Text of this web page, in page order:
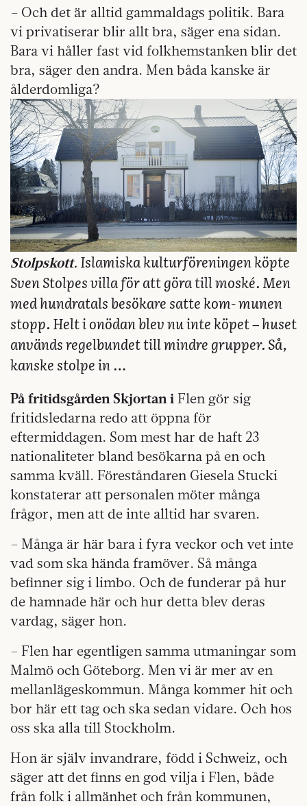
– Och det är alltid gammaldags politik. Bara
vi privatiserar blir allt bra, säger ena sidan.
Bara vi håller fast vid folkhemstanken blir det
bra, säger den andra. Men båda kanske är
ålderdomliga?
Stolpskott. Islamiska kulturföreningen köpte
Sven Stolpes villa för att göra till moské. Men
med hundratals besökare satte kom- munen
stopp. Helt i onödan blev nu inte köpet – huset
används regelbundet till mindre grupper. Så,
kanske stolpe in …
På fritidsgården Skjortan i Flen gör sig
fritidsledarna redo att öppna för
eftermiddagen. Som mest har de haft 23
nationaliteter bland besökarna på en och
samma kväll. Föreståndaren Giesela Stucki
konstaterar att personalen möter många
frågor, men att de inte alltid har svaren.
– Många är här bara i fyra veckor och vet inte
vad som ska hända framöver. Så många
befinner sig i limbo. Och de funderar på hur
de hamnade här och hur detta blev deras
vardag, säger hon.
– Flen har egentligen samma utmaningar som
Malmö och Göteborg. Men vi är mer av en
mellanlägeskommun. Många kommer hit och
bor här ett tag och ska sedan vidare. Och hos
oss ska alla till Stockholm.
Hon är själv invandrare, född i Schweiz, och
säger att det finns en god vilja i Flen, både
från folk i allmänhet och från kommunen,